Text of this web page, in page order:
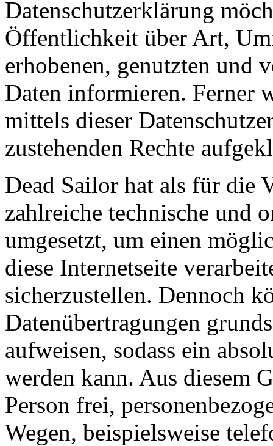
Datenschutzerklärung
Öffentlichkeit über Art,
erhobenen, genutzten und
Daten informieren. Ferner
mittels dieser
zustehenden Rechte
Dead Sailor hat als für die
zahlreiche technische und
umgesetzt, um einen
diese Internetseite
sicherzustellen. Dennoch
Datenübertragungen
aufweisen, sodass ein
werden kann. Aus diesem
Person frei,
Wegen, beispielsweise